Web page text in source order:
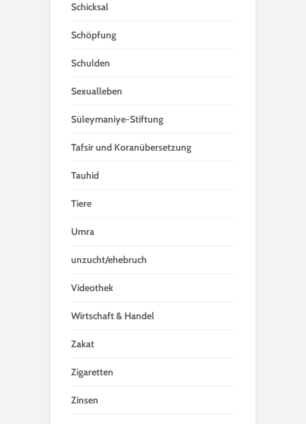
Schicksal
Schöpfung
Schulden
Sexualleben
Süleymaniye-Stiftung
Tafsir und Koranübersetzung
Tauhid
Tiere
Umra
unzucht/ehebruch
Videothek
Wirtschaft & Handel
Zakat
Zigaretten
Zinsen